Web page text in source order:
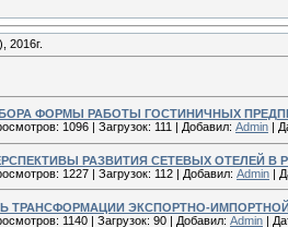
ФОРМЫ РАБОТЫ ГОСТИНИЧНЫХ
1096 Загрузок: 111 Добавил: Admin
РАЗВИТИЯ СЕТЕВЫХ ОТЕЛЕЙ В
1227 | Загрузок: 112 | Добавил: Admin |
ТРАНСФОРМАЦИИ ЭКСПОРТНО-
1140 | Загрузок: 90 | Добавил: Admin |